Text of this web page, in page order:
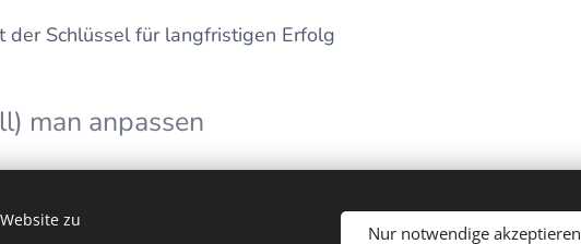
der Schlüssel für langfristigen Erfolg
man anpassen
zu
Nur notwendige akzeptieren